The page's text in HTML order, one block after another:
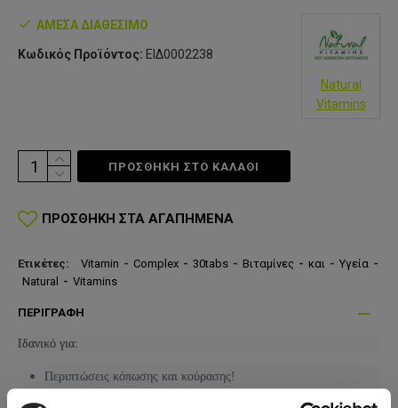
ΆΜΕΣΑ ΔΙΑΘΈΣΙΜΟ
Κωδικός Προϊόντος: ΕΙΔ0002238
Natural
Vitamins
ΠΡΟΣΘΗΚΗ ΣΤΟ ΚΑΛΆΘΙ
ΠΡΟΣΘΉΚΗ ΣΤΑ ΑΓΑΠΗΜΈΝΑ
Ετικέτες: Vitamin - Complex - 30tabs - Βιταμίνες - και - Υγεία -
Natural
- Vitamins
ΠΕΡΙΓΡΑΦΉ
Ιδανικό για:
Περιπτώσεις κόπωσης και κούρασης!